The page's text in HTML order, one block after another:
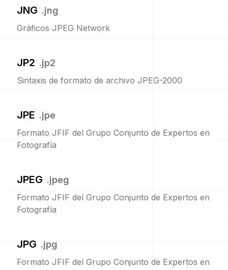
JNG .jng
Gráficos JPEG Network
JP2 .jp2
Sintaxis de formato de archivo JPEG-2000
JPE .jpe
Formato JFIF del Grupo Conjunto de Expertos en
Fotografía
JPEG .jpeg
Formato JFIF del Grupo Conjunto de Expertos en
Fotografía
JPG .jpg
Formato JFIF del Grupo Conjunto de Expertos en